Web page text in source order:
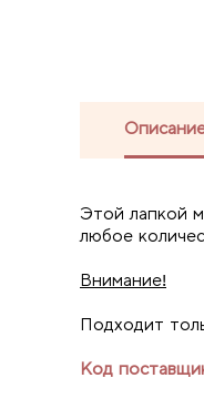
Этой лапкой
любое
Внимание!
Подходит
Код